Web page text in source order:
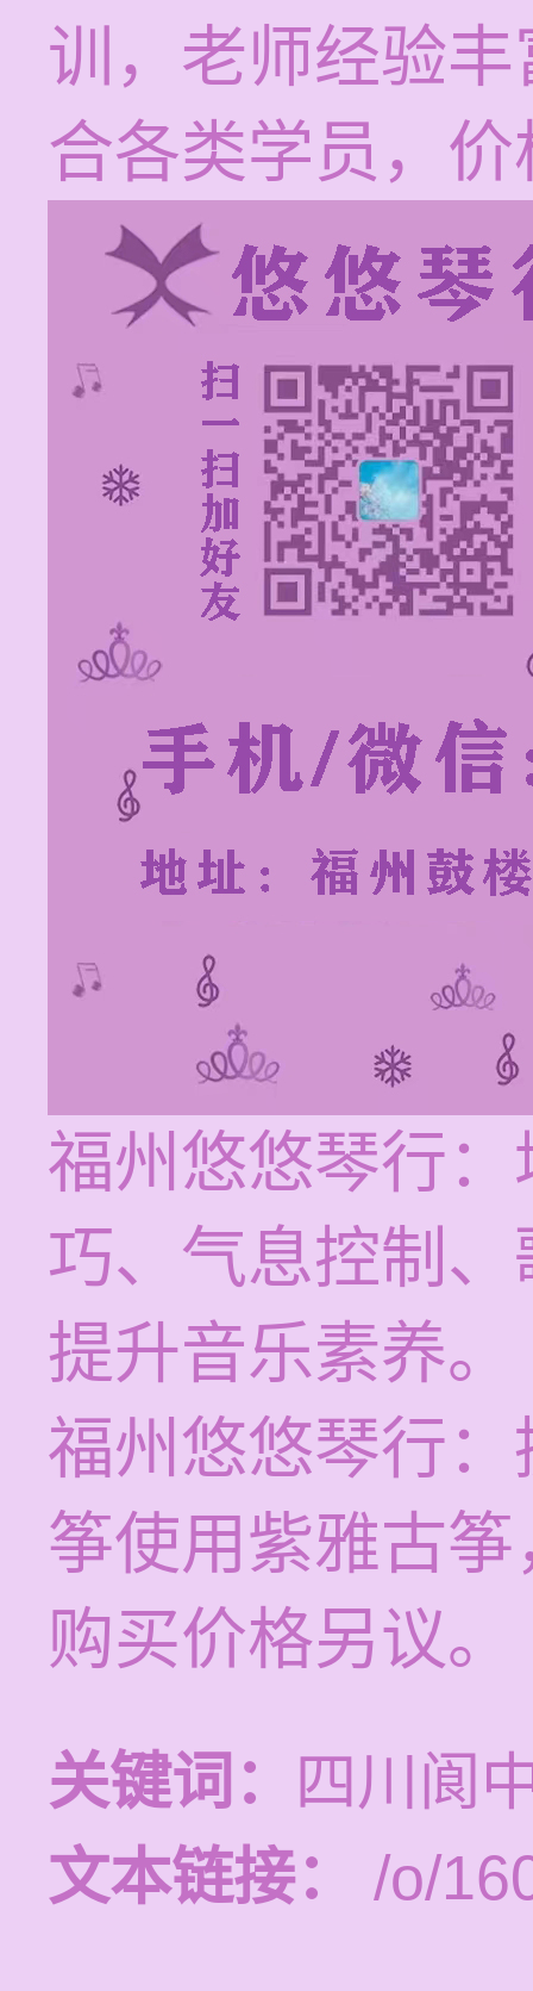
训，老师经验
合各类学员，
福州悠悠琴行
巧、气息控制
提升音乐素养。
福州悠悠琴行
筝使用紫雅古
购买价格另议。
关键词：
四川阆
文本链接：
/o/